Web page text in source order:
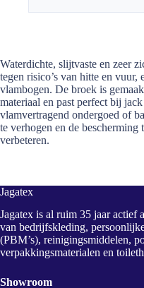
Waterdichte, slijtvaste en zeer
tegen risico’s van hitte en
vlambogen. De broek is
materiaal en past perfect bij
vlamvertragend ondergoed of
te verhogen en de bescherming
verbeteren.
Jagatex
Jagatex is al ruim 35 jaar actief
van bedrijfskleding,
(PBM’s), reinigingsmiddelen,
verpakkingsmaterialen en
Showroom